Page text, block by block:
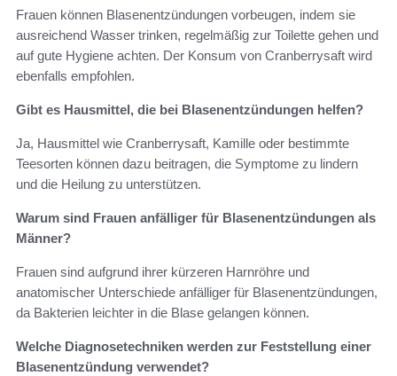
Frauen können Blasenentzündungen vorbeugen, indem sie
ausreichend Wasser trinken, regelmäßig zur Toilette gehen und
auf gute Hygiene achten. Der Konsum von Cranberrysaft wird
ebenfalls empfohlen.
Gibt es Hausmittel, die bei Blasenentzündungen helfen?
Ja, Hausmittel wie Cranberrysaft, Kamille oder bestimmte
Teesorten können dazu beitragen, die Symptome zu lindern
und die Heilung zu unterstützen.
Warum sind Frauen anfälliger für Blasenentzündungen als
Männer?
Frauen sind aufgrund ihrer kürzeren Harnröhre und
anatomischer Unterschiede anfälliger für Blasenentzündungen,
da Bakterien leichter in die Blase gelangen können.
Welche Diagnosetechniken werden zur Feststellung einer
Blasenentzündung verwendet?